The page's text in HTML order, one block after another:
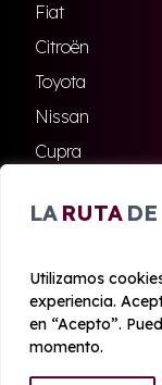
LA RUTA
Utilizamos
experiencia.
en “Acepto”.
momento.
Fiat
Citroën
Toyota
Nissan
Cupra
Skoda
©
Aviso legal y